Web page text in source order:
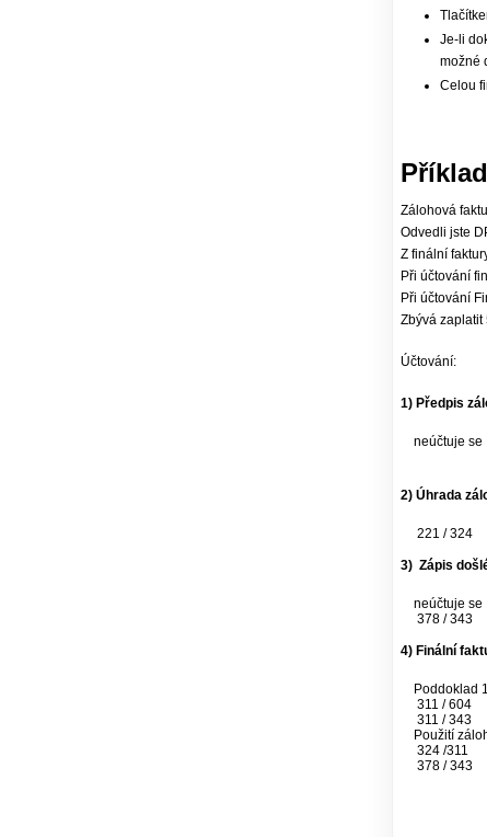
Je-li
možné
Celou
Zálohová
Odvedli jste
Z finální
Při účtování
Při účtování
Zbývá zaplatit
Účtování:
1) Předpis
neúčtuje se
2) Úhrada
221 / 324
3) Zápis
neúčtuje se
378 / 343
4) Finální
Poddoklad 1
311 / 604
311 / 343
Použití
324 /311
378 / 343